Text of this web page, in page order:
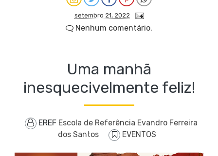
setembro 21, 2022
Nenhum comentário.
Uma manhã
inesquecivelmente feliz!
EREF Escola de Referência Evandro Ferreira
dos Santos
EVENTOS